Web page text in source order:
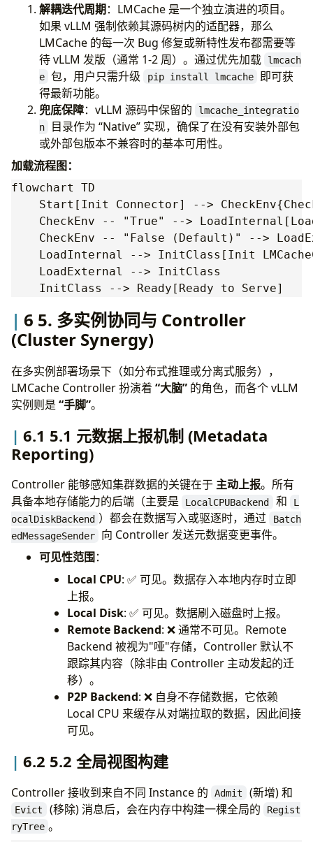
if use_native
# 路径 A: 使用 vLLM 源码树中的内置适配器
from
cls = lmcache_integration.vllm_v1_adapter.
else:
# 路径 B: 使用外部 lmcache 包中的适配器 (默认)
from
lmcache.integration.vllm.vllm_v1_adapter
LMCacheConnectorV1Impl
as
)
cls
解耦迭代周期：LMCache 是一个独立演进的项目。
如果 vLLM 强制依赖其源码树内的适配器，那么
LMCache 的每一次 Bug 修复或新特性发布都需要等
待 vLLM 发版（通常 1-2 周）。通过优先加载
lmcach
e 包，用户只需升级 pip install lmcache
即可获
得最新功能。
兜底保障：vLLM 源码中保留的
lmcache_integratio
n
目录作为 “Native” 实现，确保了在没有安装外部包
或外部包版本不兼容时的基本可用性。
加载流程图：
flowchart TD
Start[Init Connector] -->
CheckEnv -- "True" -->
CheckEnv -- "False (Default)" -->
LoadInternal --> InitClass[Init
    LoadExternal --> InitClass
6 5. 多实例协同与 Controller
(Cluster Synergy)
在多实例部署场景下（如分布式推理或分离式服务），
LMCache Controller 扮演着 “大脑” 的角色，而各个 vLLM
实例则是 “手脚”。
6.1 5.1 元数据上报机制 (Metadata
Reporting)
Controller 能够感知集群数据的关键在于 主动上报。所有
具备本地存储能力的后端（主要是
LocalCPUBackend 和
L
ocalDiskBackend ）都会在数据写入或驱逐时，通过
Batch
edMessageSender
向 Controller 发送元数据变更事件。
可见性范围：
Local CPU: ✅ 可见。数据存入本地内存时立即
上报。
Local Disk: ✅ 可见。数据刷入磁盘时上报。
Remote Backend: ❌ 通常不可见。Remote
Backend 被视为"哑"存储，Controller 默认不
跟踪其内容（除非由 Controller 主动发起的迁
移）。
P2P Backend: ❌ 自身不存储数据，它依赖
Local CPU 来缓存从对端拉取的数据，因此间接
可见。
6.2 5.2 全局视图构建
Controller 接收到来自不同 Instance 的 Admit (新增) 和
Evict (移除) 消息后，会在内存中构建一棵全局的
Regist
ryTree 。